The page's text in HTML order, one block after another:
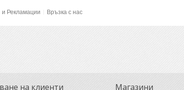
и Рекламации Връзка с нас
на клиенти Магазини